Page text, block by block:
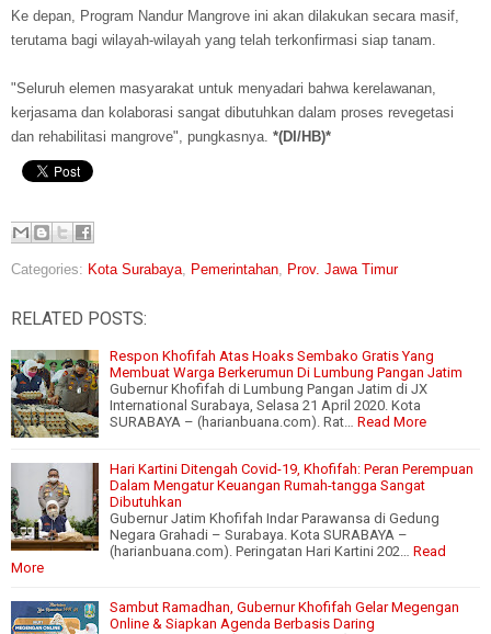
Ke depan, Program Nandur Mangrove ini akan dilakukan secara masif,
terutama bagi wilayah-wilayah yang telah terkonfirmasi siap tanam.
"Seluruh elemen masyarakat untuk menyadari bahwa kerelawanan,
kerjasama dan kolaborasi sangat dibutuhkan dalam proses revegetasi
dan rehabilitasi mangrove", pungkasnya. *(DI/HB)*
Categories: Kota Surabaya Pemerintahan Prov. Jawa Timur
RELATED POSTS:
Respon Khofifah Atas Hoaks Sembako Gratis Yang
Membuat Warga Berkerumun Di Lumbung Pangan Jatim
Gubernur Khofifah di Lumbung Pangan Jatim di JX
International Surabaya, Selasa 21 April 2020. Kota
SURABAYA – (harianbuana.com). Rat…
Read More
Hari Kartini Ditengah Covid-19, Khofifah: Peran Perempuan
Dalam Mengatur Keuangan Rumah-tangga Sangat
Dibutuhkan
Gubernur Jatim Khofifah Indar Parawansa di Gedung
Negara Grahadi – Surabaya. Kota SURABAYA –
(harianbuana.com). Peringatan Hari Kartini 202…
Read
More
Sambut Ramadhan, Gubernur Khofifah Gelar Megengan
Online & Siapkan Agenda Berbasis Daring